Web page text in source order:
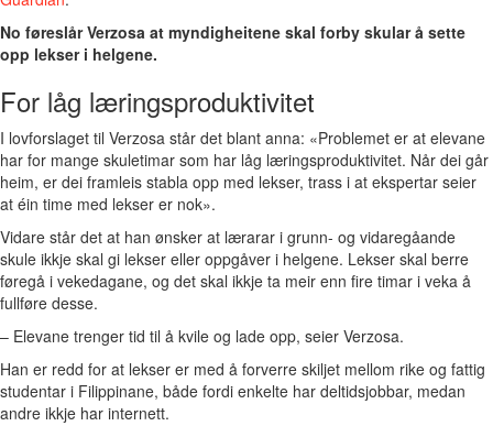
No føreslår Verzosa at myndigheitene skal forby skular å sette
opp lekser i helgene.
For låg læringsproduktivitet
I lovforslaget til Verzosa står det blant anna: «Problemet er at elevane
har for mange skuletimar som har låg læringsproduktivitet. Når dei går
heim, er dei framleis stabla opp med lekser, trass i at ekspertar seier
at éin time med lekser er nok».
Vidare står det at han ønsker at lærarar i grunn- og vidaregåande
skule ikkje skal gi lekser eller oppgåver i helgene. Lekser skal berre
føregå i vekedagane, og det skal ikkje ta meir enn fire timar i veka å
fullføre desse.
– Elevane trenger tid til å kvile og lade opp, seier Verzosa.
Han er redd for at lekser er med å forverre skiljet mellom rike og fattig
studentar i Filippinane, både fordi enkelte har deltidsjobbar, medan
andre ikkje har internett.